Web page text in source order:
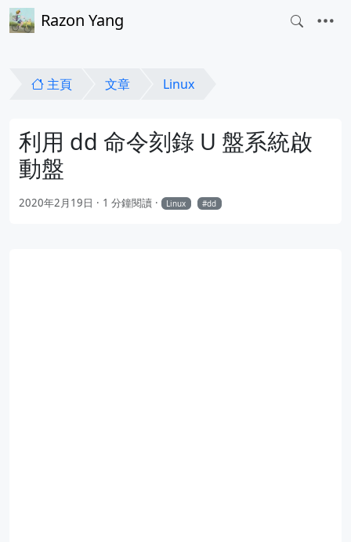
Razon Yang
主頁 文章 Linux
利用 dd 命令刻錄 U 盤系統啟
動盤
2020年2月19日 1 分鐘閱讀 Linux dd